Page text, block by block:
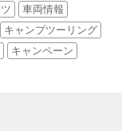
車両情報
キャンプツーリング
キャンペーン